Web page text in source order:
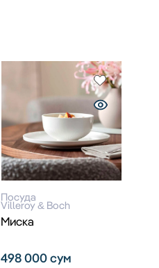
Посуда
Villeroy & Boch
Миска
498 000сум